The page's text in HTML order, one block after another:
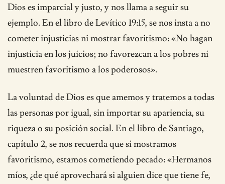
Dios es imparcial y justo, y nos llama a seguir su
ejemplo. En el libro de Levítico 19:15, se nos insta a no
cometer injusticias ni mostrar favoritismo: «No hagan
injusticia en los juicios; no favorezcan a los pobres ni
muestren favoritismo a los poderosos».
La voluntad de Dios es que amemos y tratemos a todas
las personas por igual, sin importar su apariencia, su
riqueza o su posición social. En el libro de Santiago,
capítulo 2, se nos recuerda que si mostramos
favoritismo, estamos cometiendo pecado: «Hermanos
míos, ¿de qué aprovechará si alguien dice que tiene fe,